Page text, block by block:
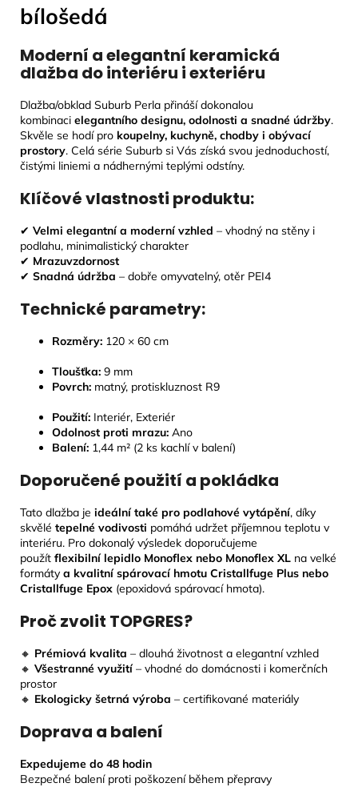
bílošedá
Moderní a elegantní keramická
dlažba do interiéru i exteriéru
Dlažba/obklad Suburb Perla přináší dokonalou
kombinaci elegantního designu, odolnosti a snadné údržby.
Skvěle se hodí pro koupelny, kuchyně, chodby i obývací
prostory. Celá série Suburb si Vás získá svou jednoduchostí,
čistými liniemi a nádhernými teplými odstíny.
Klíčové vlastnosti produktu:
✔ Velmi elegantní a moderní vzhled – vhodný na stěny i
podlahu, minimalistický charakter
✔ Mrazuvzdornost
✔ Snadná údržba – dobře omyvatelný, otěr PEI4
Technické parametry:
Rozměry: 120 × 60 cm
Tloušťka: 9 mm
Povrch: matný, protiskluznost R9
Použití: Interiér, Exteriér
Odolnost proti mrazu: Ano
Balení: 1,44 m² (2 ks kachlí v balení)
Doporučené použití a pokládka
Tato dlažba je ideální také pro podlahové vytápění, díky
skvělé tepelné vodivosti pomáhá udržet příjemnou teplotu v
interiéru. Pro dokonalý výsledek doporučujeme
použít flexibilní lepidlo Monoflex nebo Monoflex XL na velké
formáty a kvalitní spárovací hmotu Cristallfuge Plus nebo
Cristallfuge Epox (epoxidová spárovací hmota).
Proč zvolit TOPGRES?
🔸 Prémiová kvalita – dlouhá životnost a elegantní vzhled
🔸 Všestranné využití – vhodné do domácnosti i komerčních
prostor
🔸 Ekologicky šetrná výroba – certifikované materiály
Doprava a balení
Expedujeme do 48 hodin
Bezpečné balení proti poškození během přepravy